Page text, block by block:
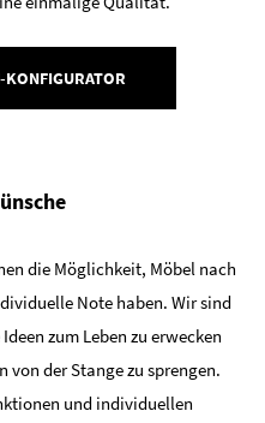
die Möglichkeit, Möbel nach
Note haben. Wir sind
zum Leben zu erwecken
von der Stange zu sprengen.
und individuellen